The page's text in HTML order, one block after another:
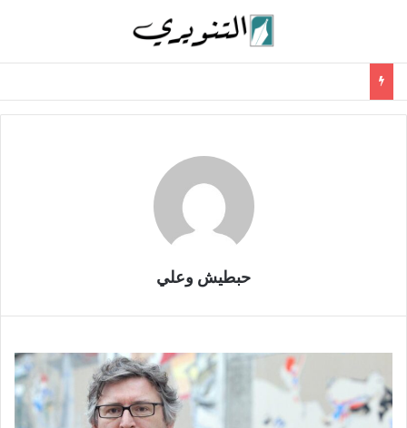
حبطيش وعلي